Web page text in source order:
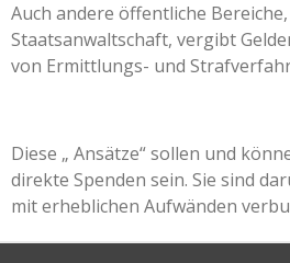
Auch andere öffentliche
Staatsanwaltschaft, vergibt
von Ermittlungs- und
Diese „ Ansätze“ sollen und
direkte Spenden sein. Sie sind
mit erheblichen Aufwänden